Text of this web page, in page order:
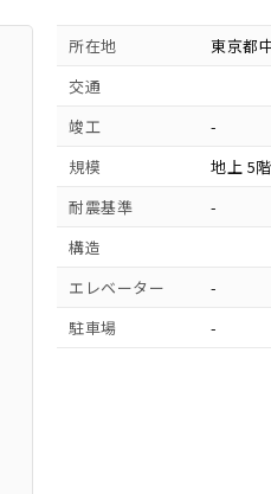
所在地
東京都
交通
竣工
-
規模
地上 5階
耐震基準
-
構造
エレベーター
-
駐車場
-